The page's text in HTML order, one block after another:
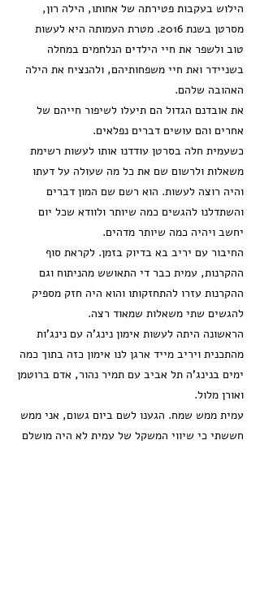
הילוש בעקבות פטירתה של אחותו, הילה רון,
מסרטן בשנת 2016. מטרת העמותה היא לעשות
טוב ולשפר את חיי הילדים הנלחמים במחלה
בשניידר ואת חיי משפחותיהם, ולהנציח את הילה
האהובה שלהם.
את אובדנם הגדול הם תיעלו לשיפור חייהם של
אחרים והם עושים דברים נפלאים.
כשעמית חלה בסרטן עודדנו אותו לעשות רשימת
משאלות ולרשום שם את כל מה שעולה על דעתו
והיה רוצה לעשות. הוא רשם שם המון דברים
והשתדלנו להגשים כמה שיותר ולוודא שכל יום
יחשב ויהיה כמה שיותר מדהים.
החיבור עם יריב בא בדיוק בזמן. לקראת סוף
ההקרנות, עמית כבר די התאושש מהניתוח וגם
ההקרנות עזרו להתחזקותו והוא היה חזק מספיק
להגשים שתי משאלות שמאוד רצה.
הראשונה היתה לעשות אימון נינג'ה עם נינג'ות
מהתכנית ויריב מייד ארגן לנו אימון כזה בתוך כמה
ימים בנינג'ה תל אביב עם תמיר נהור, אדם ברוטמן
ואורן מלול.
עמית ממש שמח. הגענו לשם ביום גשום, אני ממש
חששתי כי שיווי המשקל של עמית לא היה מושלם